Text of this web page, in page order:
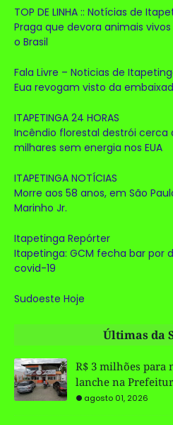
TOP DE LINHA :: Notícias de
Praga que devora animais
o Brasil
Fala Livre – Noticias de
Eua revogam visto da
ITAPETINGA 24 HORAS
Incêndio florestal destrói cerca
milhares sem energia nos EUA
ITAPETINGA NOTÍCIAS
Morre aos 58 anos, em São
Marinho Jr.
Itapetinga Repórter
Itapetinga: GCM fecha bar por
covid-19
Sudoeste Hoje
Últimas da
R$ 3 milhões para
lanche na
agosto 01, 2026